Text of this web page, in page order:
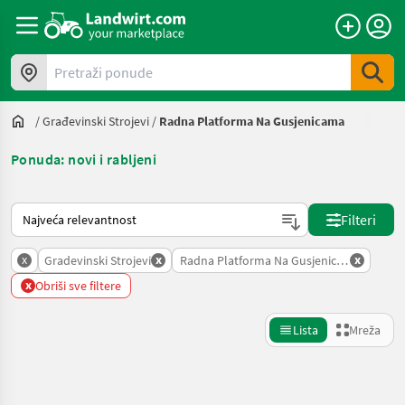
Pretraži ponude
/Građevinski Strojevi / Radna Platforma Na Gusjenicama
Ponuda: novi i rabljeni
Način na koji sortira Landwirt.com
Filteri
x Gradevinski Strojevi x Radna Platforma Na Gusjenicama
x
x Obriši sve filtere
Lista Mreža